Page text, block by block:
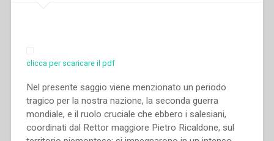
clicca per scaricare il pdf
Nel presente saggio viene menzionato un periodo
tragico per la nostra nazione, la seconda guerra
mondiale, e il ruolo cruciale che ebbero i salesiani,
coordinati dal Rettor maggiore Pietro Ricaldone, sul